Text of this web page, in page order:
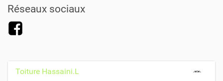
Réseaux sociaux
N
Toiture Hassaini.L